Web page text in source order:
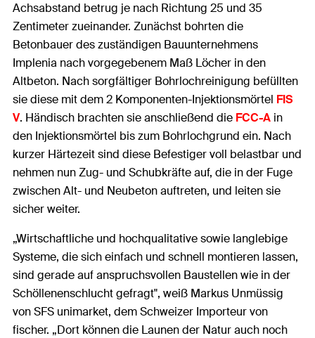
Achsabstand betrug je nach Richtung 25 und 35
Zentimeter zueinander. Zunächst bohrten die
Betonbauer des zuständigen Bauunternehmens
Implenia nach vorgegebenem Maß Löcher in den
Altbeton. Nach sorgfältiger Bohrlochreinigung befüllten
sie diese mit dem 2 Komponenten-Injektionsmörtel FIS
V. Händisch brachten sie anschließend die FCC-A in
den Injektionsmörtel bis zum Bohrlochgrund ein. Nach
kurzer Härtezeit sind diese Befestiger voll belastbar und
nehmen nun Zug- und Schubkräfte auf, die in der Fuge
zwischen Alt- und Neubeton auftreten, und leiten sie
sicher weiter.
„Wirtschaftliche und hochqualitative sowie langlebige
Systeme, die sich einfach und schnell montieren lassen,
sind gerade auf anspruchsvollen Baustellen wie in der
Schöllenenschlucht gefragt", weiß Markus Unmüssig
von SFS unimarket, dem Schweizer Importeur von
fischer. „Dort können die Launen der Natur auch noch